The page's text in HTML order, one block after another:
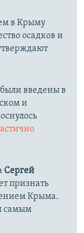
в Крыму
осадков и
были введены в
и
Сергей
признать
Крыма.
самым